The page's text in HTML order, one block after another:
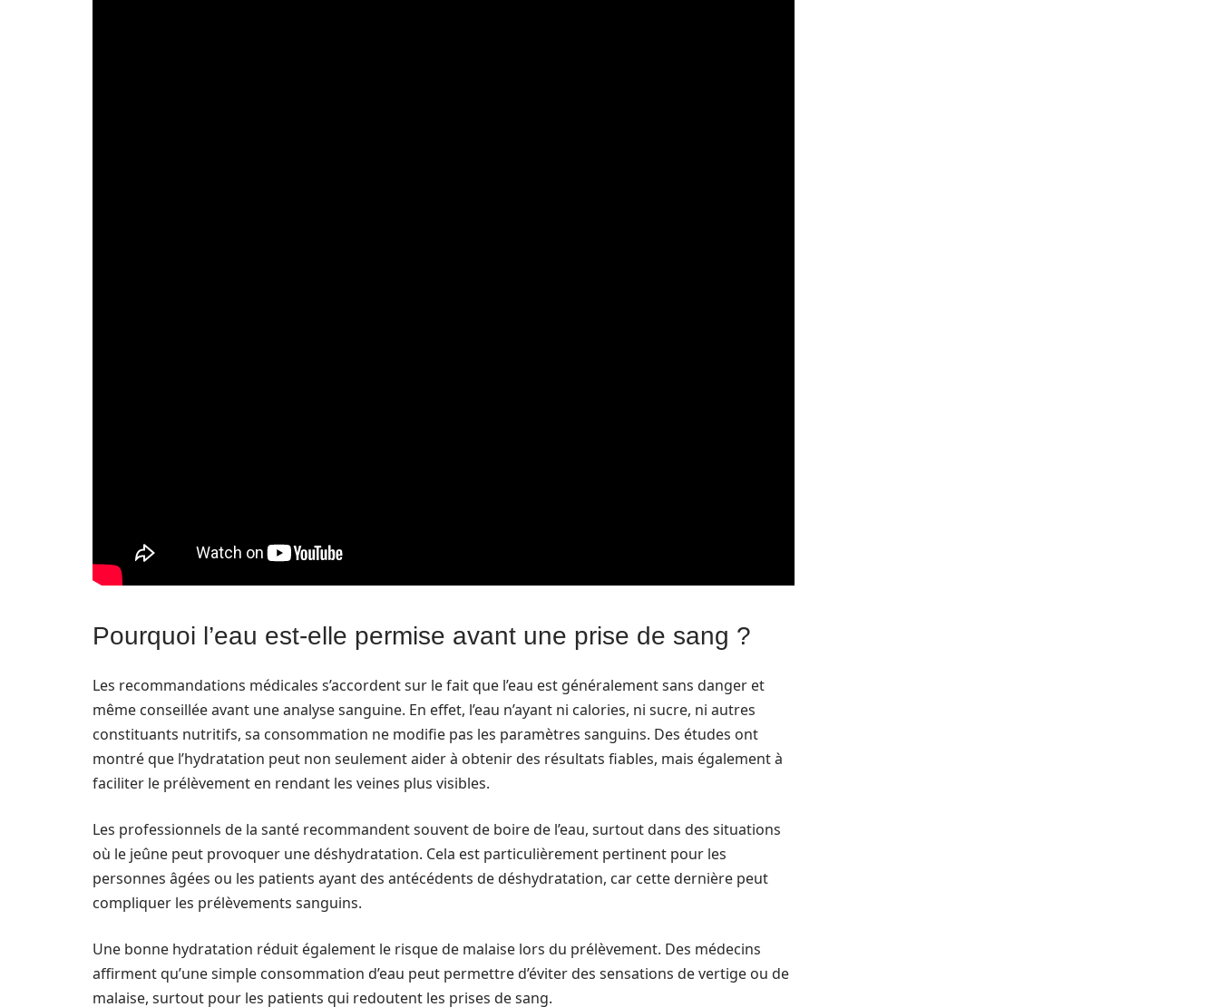
Pourquoi l’eau est-elle permise avant une prise de sang ?
Les recommandations médicales s’accordent sur le fait que l’eau est généralement sans danger et
même conseillée avant une analyse sanguine. En effet, l’eau n’ayant ni calories, ni sucre, ni autres
constituants nutritifs, sa consommation ne modifie pas les paramètres sanguins. Des études ont
montré que l’hydratation peut non seulement aider à obtenir des résultats fiables, mais également à
faciliter le prélèvement en rendant les veines plus visibles.
Les professionnels de la santé recommandent souvent de boire de l’eau, surtout dans des situations
où le jeûne peut provoquer une déshydratation. Cela est particulièrement pertinent pour les
personnes âgées ou les patients ayant des antécédents de déshydratation, car cette dernière peut
compliquer les prélèvements sanguins.
Une bonne hydratation réduit également le risque de malaise lors du prélèvement. Des médecins
affirment qu’une simple consommation d’eau peut permettre d’éviter des sensations de vertige ou de
malaise, surtout pour les patients qui redoutent les prises de sang.